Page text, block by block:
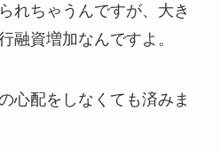
れちゃうんですが、大き
融資増加なんですよ。
心配をしなくても済みま